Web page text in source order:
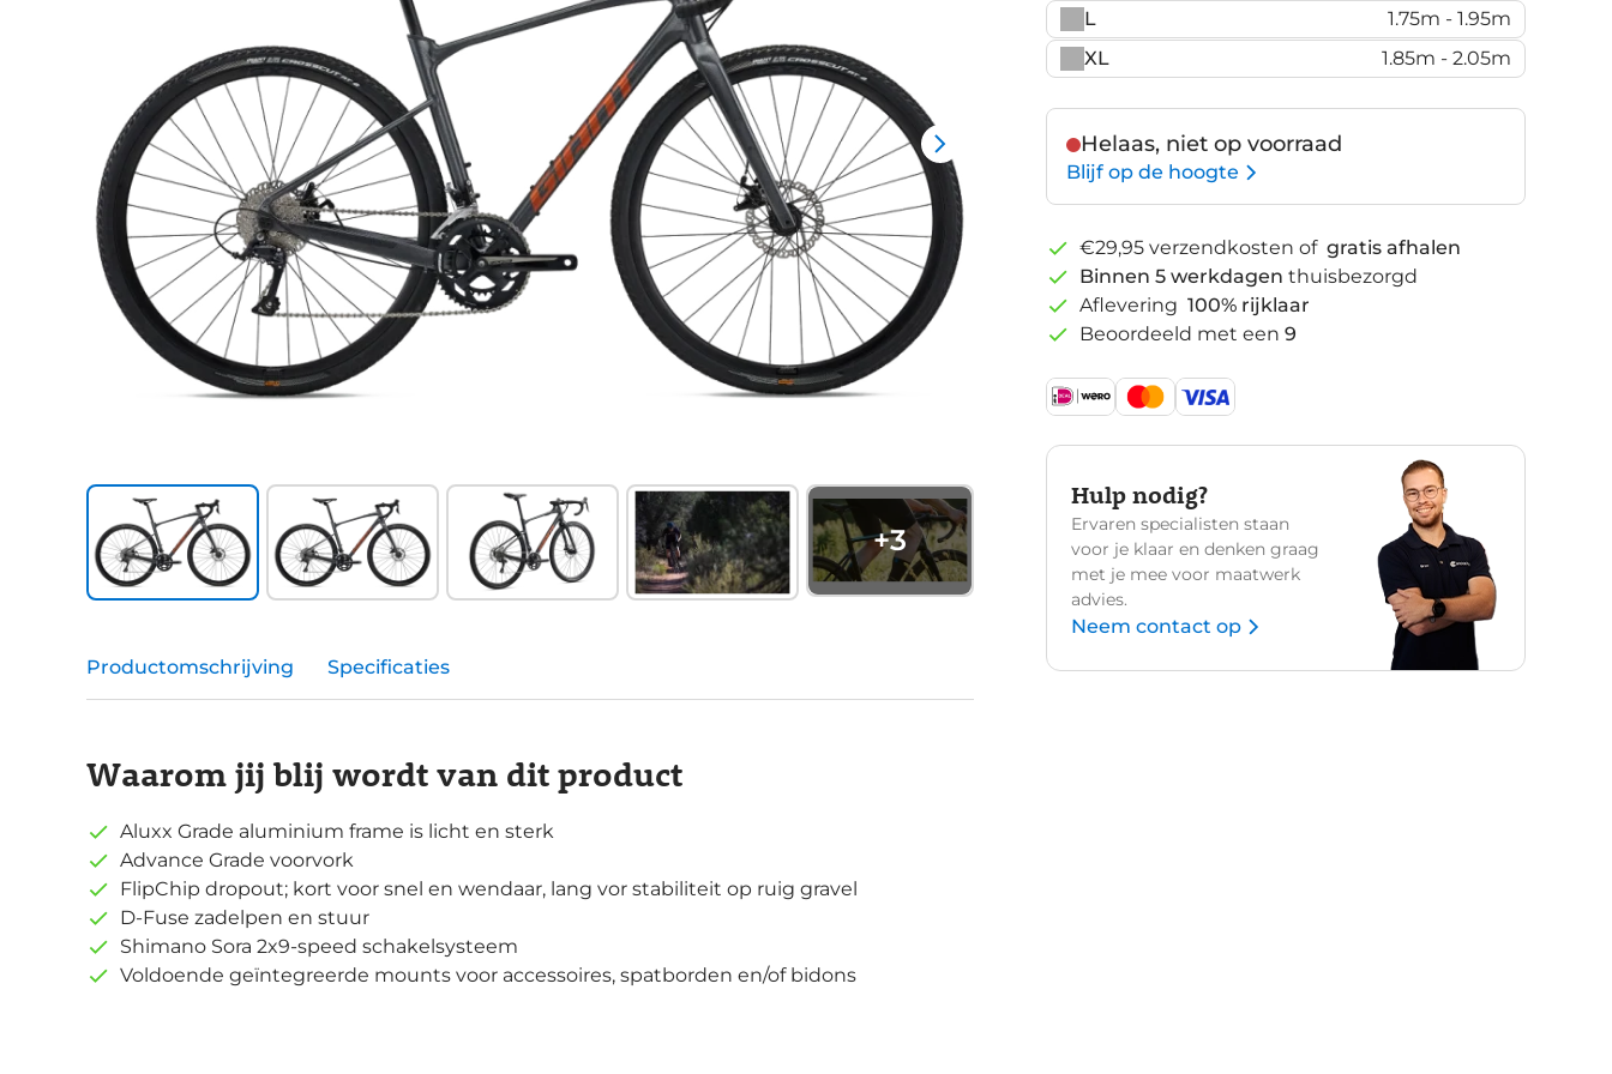
+3
L
1.75m - 1.95m
XL
1.85m - 2.05m
Helaas, niet op voorraad
Blijf op de hoogte
€29,95 verzendkosten of gratis afhalen
Binnen 5 werkdagen thuisbezorgd
Aflevering 100% rijklaar
Beoordeeld met een 9
Hulp nodig?
Ervaren specialisten staan
voor je klaar en denken graag
met je mee voor maatwerk
advies.
Neem contact op
Productomschrijving
Specificaties
Waarom jij blij wordt van dit product
Aluxx Grade aluminium frame is licht en sterk
Advance Grade voorvork
FlipChip dropout; kort voor snel en wendaar, lang vor stabiliteit op ruig gravel
D-Fuse zadelpen en stuur
Shimano Sora 2x9-speed schakelsysteem
Voldoende geïntegreerde mounts voor accessoires, spatborden en/of bidons